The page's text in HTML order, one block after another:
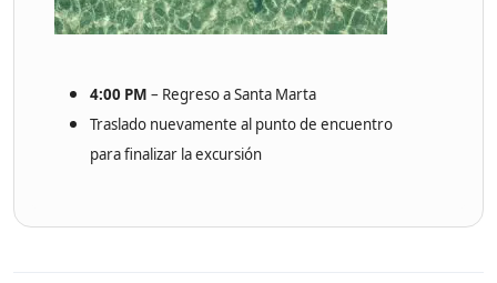
4:00 PM – Regreso a Santa Marta
Traslado nuevamente al punto de encuentro
para finalizar la excursión